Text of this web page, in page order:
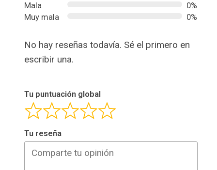
Mala
0%
Muy mala
0%
No hay reseñas todavía. Sé el primero en
escribir una.
Tu puntuación global
Tu reseña